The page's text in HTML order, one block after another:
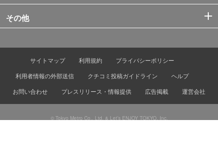
その他
サイトマップ 利用規約
プライバシーポリシー
利用者情報の外部送信
クチコミ投稿ガイドライン
ヘルプ
お問い合わせ
プレスリリース・情報提供 広告掲載 運営会社
© Tokyo Metro Co., Ltd. & Let’s ENJOY TOKYO, Inc.